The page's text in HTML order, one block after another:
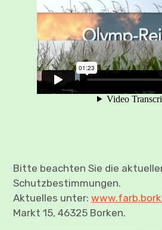
Bitte beachten Sie die
Schutzbestimmungen.
Aktuelles unter:
Markt 15, 46325 Borken.